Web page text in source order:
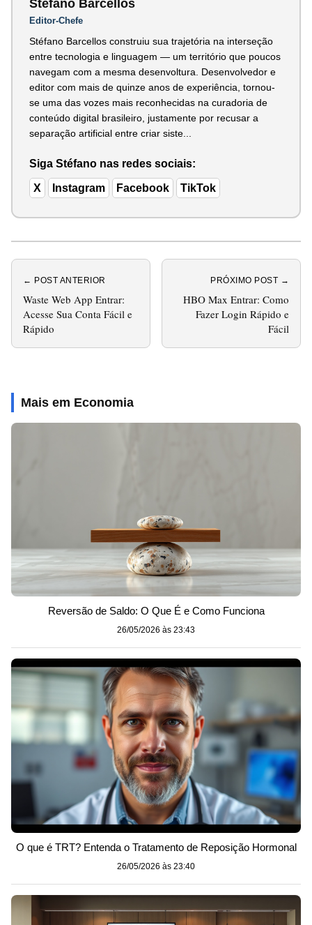
Stéfano Barcellos
Editor-Chefe
Stéfano Barcellos construiu sua trajetória na interseção
entre tecnologia e linguagem — um território que poucos
navegam com a mesma desenvoltura. Desenvolvedor e
editor com mais de quinze anos de experiência, tornou-
se uma das vozes mais reconhecidas na curadoria de
conteúdo digital brasileiro, justamente por recusar a
separação artificial entre criar siste...
Siga Stéfano nas redes sociais:
X Instagram Facebook TikTok
← POST ANTERIOR
Waste Web App Entrar:
Acesse Sua Conta Fácil e
Rápido
PRÓXIMO POST →
HBO Max Entrar: Como
Fazer Login Rápido e
Fácil
Mais em Economia
Reversão de Saldo: O Que É e Como Funciona
26/05/2026 às 23:43
O que é TRT? Entenda o Tratamento de Reposição Hormonal
26/05/2026 às 23:40